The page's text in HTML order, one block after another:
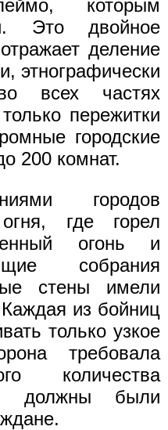
которым
Это двойное
деление
этнографически
всех частях
пережитки
городские
200 комнат.
городов
где горел
огонь и
собрания
стены имели
из бойниц
только узкое
требовала
количества
должны были